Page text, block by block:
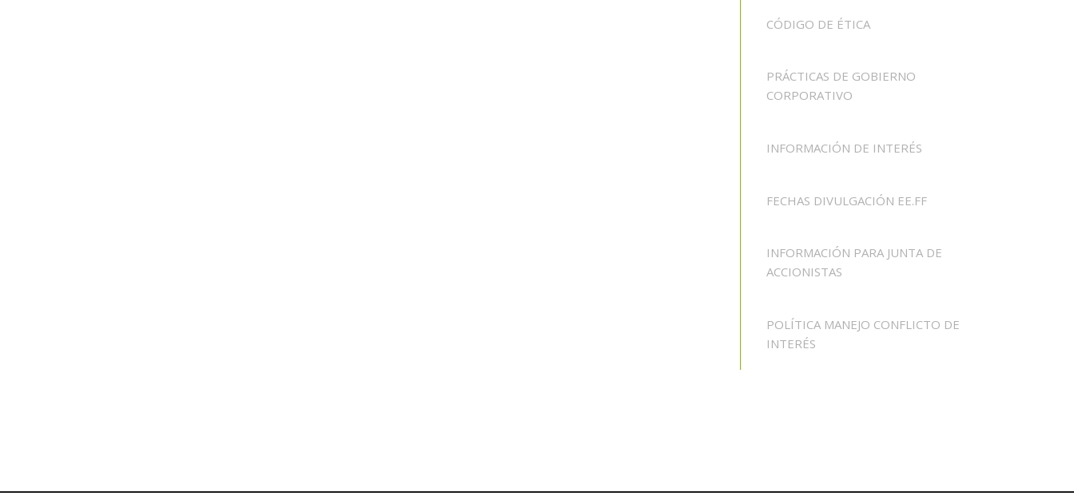
CÓDIGO DE ÉTICA
PRÁCTICAS DE GOBIERNO
CORPORATIVO
INFORMACIÓN DE INTERÉS
FECHAS DIVULGACIÓN EE.FF
INFORMACIÓN PARA JUNTA DE
ACCIONISTAS
POLÍTICA MANEJO CONFLICTO DE
INTERÉS